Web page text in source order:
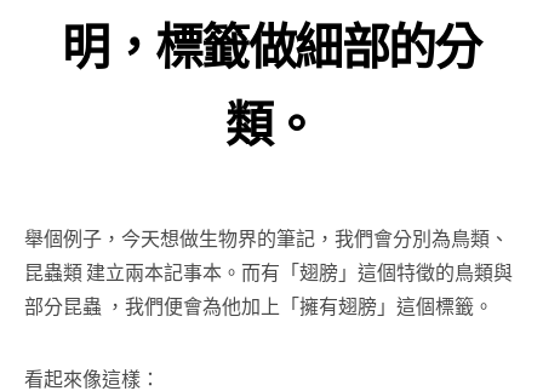
明，標籤做細部的分
類。
舉個例子，今天想做生物界的筆記，我們會分別為鳥類、
昆蟲類 建立兩本記事本。而有「翅膀」這個特徵的鳥類與
部分昆蟲 ，我們便會為他加上「擁有翅膀」這個標籤。
看起來像這樣：